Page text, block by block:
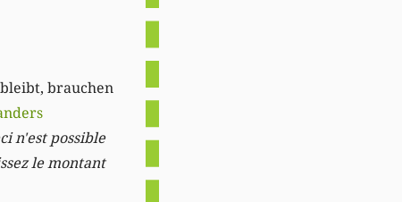
brauchen
n'est possible
le montant